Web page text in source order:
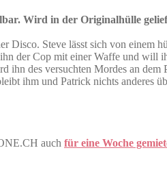
Wird in der Originalhülle
Disco. Steve lässt sich von
der Cop mit einer Waffe und will
des versuchten Mordes an
ihm und Patrick nichts anderes
auch für eine Woche